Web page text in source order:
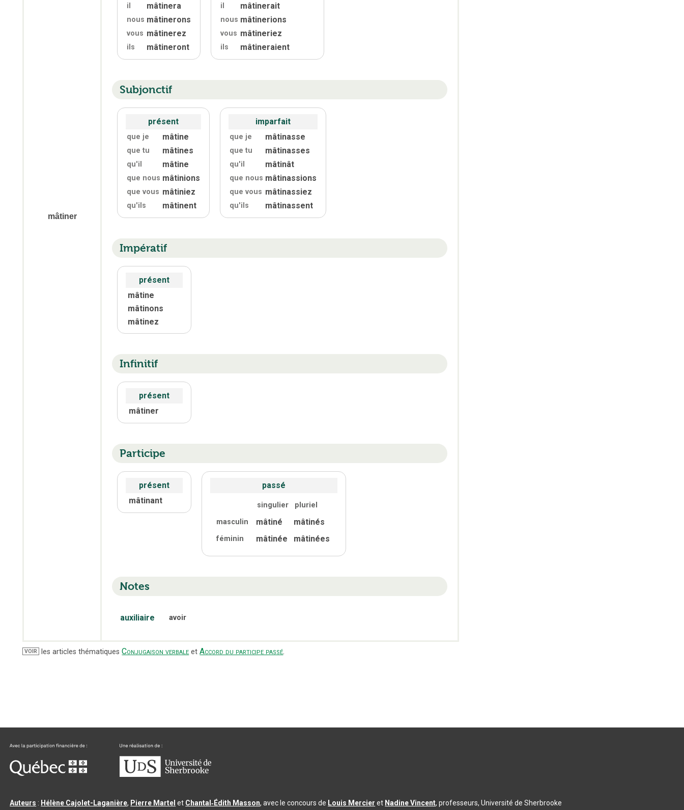
mâtiner
il mâtinera
nous mâtinerons
vous mâtinerez
ils mâtineront
il mâtinerait
nous mâtinerions
vous mâtineriez
ils mâtineraient
Subjonctif
présent
que je mâtine
que tu mâtines
qu'il mâtine
que nous mâtinions
que vous mâtiniez
qu'ils mâtinent
imparfait
que je mâtinasse
que tu mâtinasses
qu'il mâtinât
que nous mâtinassions
que vous mâtinassiez
qu'ils mâtinassent
Impératif
présent
mâtine
mâtinons
mâtinez
Infinitif
présent
mâtiner
Participe
présent
mâtinant
passé
singulier
pluriel
masculin
mâtiné mâtinés
féminin mâtinée mâtinées
Notes
auxiliaire avoir
VOIR les articles thématiques Conjugaison verbale etAccord du participe passé.
Auteurs : Hélène Cajolet-Laganière, Pierre Martel et Chantal‑Édith Masson, avec le concours de Louis Mercier et Nadine Vincent, professeurs, Université de Sherbrooke